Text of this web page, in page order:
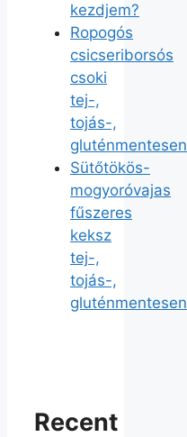
kezdjem?
Ropogós
csicseriborsós
csoki
tej-,
tojás-,
gluténmentesen
Sütőtökös-
mogyoróvajas
fűszeres
keksz
tej-,
tojás-,
gluténmentesen
Recent